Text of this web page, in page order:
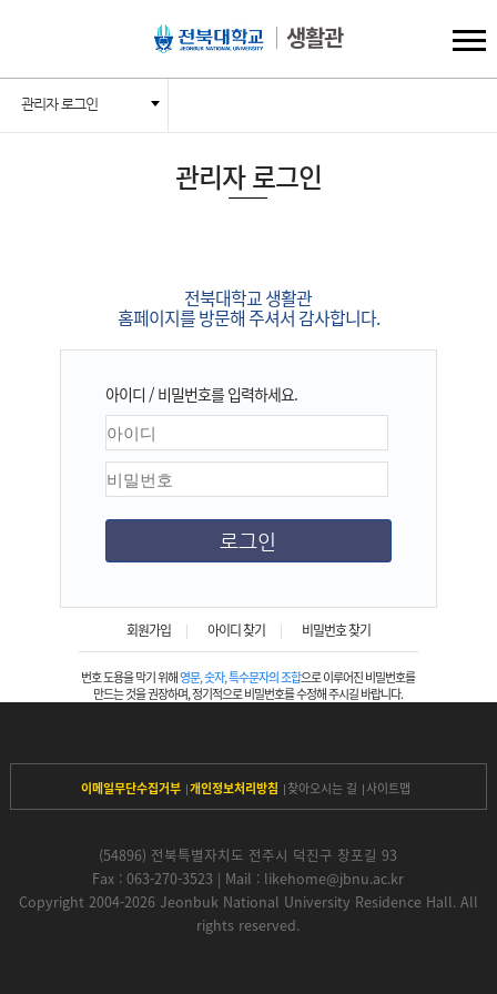
생활관
관리자 로그인
관리자 로그인
전북대학교 생활관
홈페이지를 방문해 주셔서 감사합니다.
아이디 / 비밀번호를 입력하세요.
회원가입 아이디 찾기 비밀번호 찾기
번호 도용을 막기 위해영문, 숫자, 특수문자의 조합으로 이루어진 비밀번호를
만드는 것을 권장하며, 정기적으로 비밀번호를 수정해 주시길 바랍니다.
이메일무단수집거부 개인정보처리방침 찾아오시는 길 사이트맵
(54896) 전북특별자치도 전주시 덕진구 창포길 93
Fax : 063-270-3523 | Mail : likehome@jbnu.ac.kr
Copyright 2004-2026 Jeonbuk National University Residence Hall. All
rights reserved.